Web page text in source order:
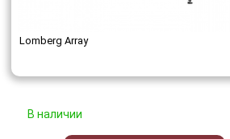
Lomberg Array
В наличии